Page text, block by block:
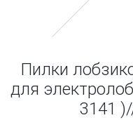
Пилки
для
3141